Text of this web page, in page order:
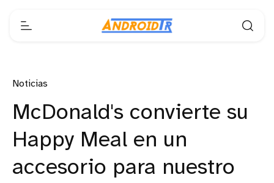
Noticias
McDonald's convierte su
Happy Meal en un
accesorio para nuestro